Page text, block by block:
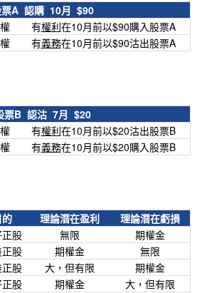
票A 認購 10月 $90
有權利在10月前以$90購入股票A
有義務在10月前以$90沽出股票A
票B 認沽 7月 $20
有權利在10月前以$20沽出股票B
有義務在10月前以$20購入股票B
的 理論潛在盈利
理論潛在虧損
股 無限
期權金
股 期權金
無限
股 大，但有限
期權金
股 期權金 大，但有限